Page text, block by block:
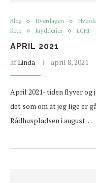
Blog Hverdagen
Keto
krydderier LCHF
APRIL 2021
afLinda april 8, 2021
April 2021- tiden flyver og
det som om at jeg lige er
Rådhuspladsen i august…